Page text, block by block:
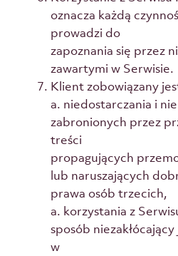
oznacza każdą
prowadzi do
zapoznania się przez
zawartymi w Serwisie.
Klient zobowiązany
a. niedostarczania i
zabronionych przez
treści
propagujących
lub naruszających
prawa osób trzecich,
a. korzystania z
sposób
w